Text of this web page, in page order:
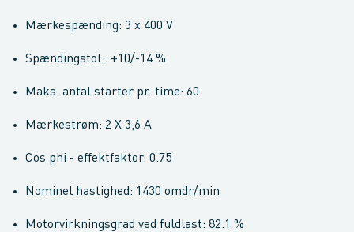
Mærkespænding: 3 x 400 V
Spændingstol.: +10/-14 %
Maks. antal starter pr. time: 60
Mærkestrøm: 2 X 3,6 A
Cos phi - effektfaktor: 0.75
Nominel hastighed: 1430 omdr/min
Motorvirkningsgrad ved fuldlast: 82.1 %